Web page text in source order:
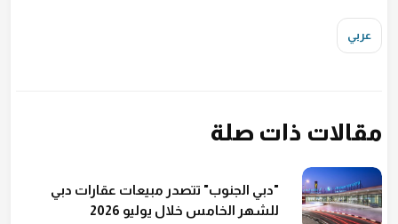
عربي
مقالات ذات صلة
"دبي الجنوب" تتصدر مبيعات عقارات دبي
للشهر الخامس خلال يوليو 2026